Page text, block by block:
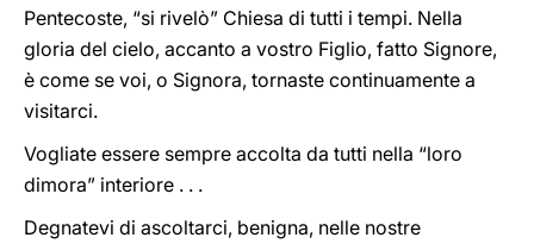
Pentecoste, “si rivelò” Chiesa di tutti i tempi. Nella
gloria del cielo, accanto a vostro Figlio, fatto Signore,
è come se voi, o Signora, tornaste continuamente a
visitarci.
Vogliate essere sempre accolta da tutti nella “loro
dimora” interiore . . .
Degnatevi di ascoltarci, benigna, nelle nostre